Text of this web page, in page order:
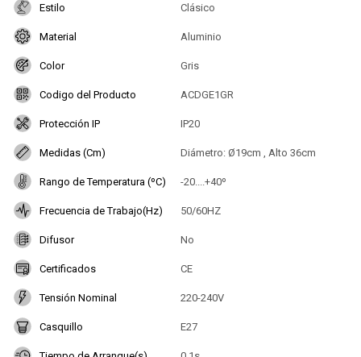
Estilo Clásico
Material Aluminio
Color Gris
Codigo del Producto ACDGE1GR
Protección IP IP20
Medidas (Cm) Diámetro: Ø19cm , Alto 36cm
Rango de Temperatura (ºC) -20....+40º
Frecuencia de Trabajo(Hz) 50/60HZ
Difusor No
Certificados CE
Tensión Nominal 220-240V
Casquillo E27